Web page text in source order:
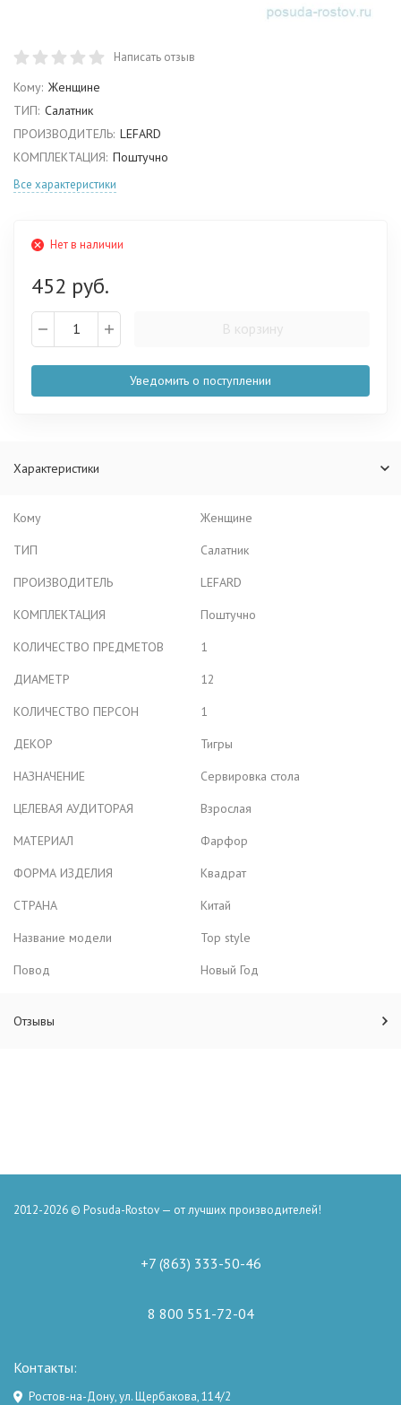
Написать отзыв
Кому: Женщине
ТИП: Салатник
ПРОИЗВОДИТЕЛЬ: LEFARD
КОМПЛЕКТАЦИЯ: Поштучно
Все характеристики
Нет в наличии
452 руб.
В корзину
Уведомить о поступлении
Характеристики
Кому
Женщине
ТИП
Салатник
ПРОИЗВОДИТЕЛЬ
LEFARD
КОМПЛЕКТАЦИЯ
Поштучно
КОЛИЧЕСТВО ПРЕДМЕТОВ
1
ДИАМЕТР
12
КОЛИЧЕСТВО ПЕРСОН
1
ДЕКОР
Тигры
НАЗНАЧЕНИЕ
Сервировка стола
ЦЕЛЕВАЯ АУДИТОРАЯ
Взрослая
МАТЕРИАЛ
Фарфор
ФОРМА ИЗДЕЛИЯ
Квадрат
СТРАНА
Китай
Название модели
Top style
Повод
Новый Год
Отзывы
2012-2026 © Posuda-Rostov — от лучших производителей!
+7 (863) 333-50-46
8 800 551-72-04
Контакты:
Ростов-на-Дону, ул. Щербакова, 114/2